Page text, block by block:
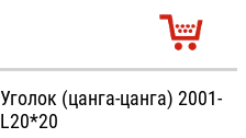
Уголок (цанга-цанга) 2001-
L20*20